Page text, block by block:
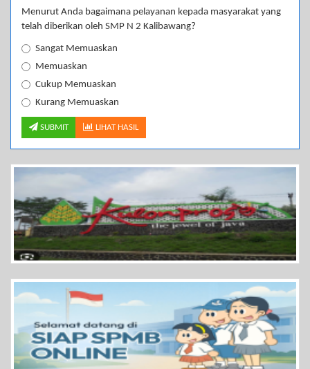
Menurut Anda bagaimana pelayanan kepada masyarakat yang
telah diberikan oleh SMP N 2 Kalibawang?
Sangat Memuaskan
Memuaskan
Cukup Memuaskan
Kurang Memuaskan
SUBMIT LIHAT HASIL